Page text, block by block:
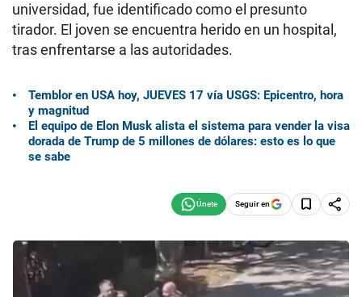
universidad, fue identificado como el presunto
tirador. El joven se encuentra herido en un hospital,
tras enfrentarse a las autoridades.
Temblor en USA hoy, JUEVES 17 vía USGS: Epicentro, hora
y magnitud
El equipo de Elon Musk alista el sistema para vender la visa
dorada de Trump de 5 millones de dólares: esto es lo que
se sabe
Seguir en